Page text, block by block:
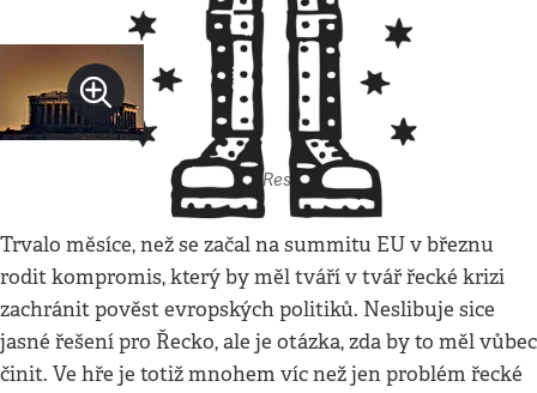
Autor: Respekt
Trvalo měsíce, než se začal na summitu EU v březnu
rodit kompromis, který by měl tváří v tvář řecké krizi
zachránit pověst evropských politiků. Neslibuje sice
jasné řešení pro Řecko, ale je otázka, zda by to měl vůbec
činit. Ve hře je totiž mnohem víc než jen problém řecké